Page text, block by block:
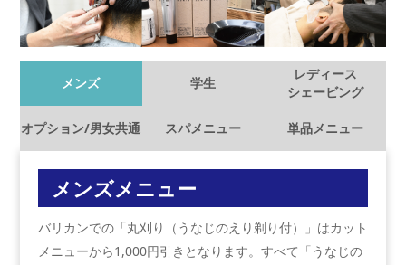
メンズ 学生
レディース
シェービング
オプション/男女共通 スパメニュー 単品メニュー
メンズメニュー
バリカンでの「丸刈り（うなじのえり剃り付）」はカット
メニューから1,000円引きとなります。すべて「うなじの